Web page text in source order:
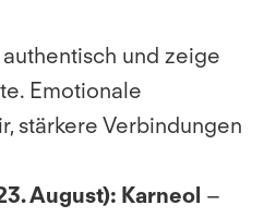
authentisch und zeige
Emotionale
stärkere Verbindungen
August): Karneol –